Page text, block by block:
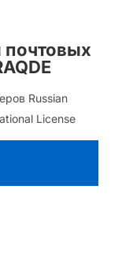
почтовых
Russian
License